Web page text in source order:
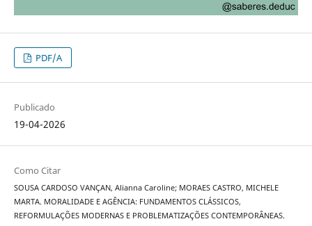
PDF/A
Publicado
19-04-2026
Como Citar
SOUSA CARDOSO VANÇAN, Alianna Caroline; MORAES CASTRO, MICHELE
MARTA. MORALIDADE E AGÊNCIA: FUNDAMENTOS CLÁSSICOS,
REFORMULAÇÕES MODERNAS E PROBLEMATIZAÇÕES CONTEMPORÂNEAS.